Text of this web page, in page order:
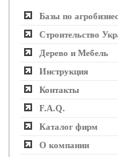
Базы по
Строительство
Дерево и Мебель
Инструкция
Контакты
F.A.Q.
Каталог фирм
О компании